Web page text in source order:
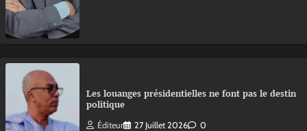
Les louanges présidentielles ne font pas le destin
politique
Éditeur 27 Juillet 2026 0